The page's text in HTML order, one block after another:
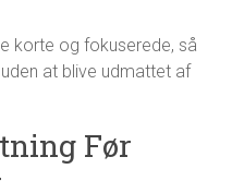
korte og fokuserede, så
at blive udmattet af
Før